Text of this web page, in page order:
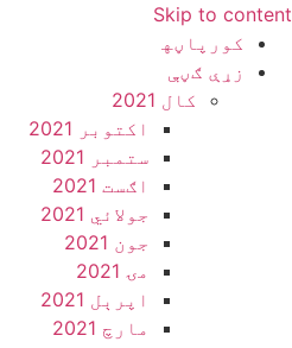
Skip to content
کورپاڼه‍
زړې ګڼې
کال 2021
اکتوبر 2021
ستمبر 2021
اګست 2021
جولائي 2021
جون 2021
مۍ 2021
اپرېل 2021
مارچ 2021